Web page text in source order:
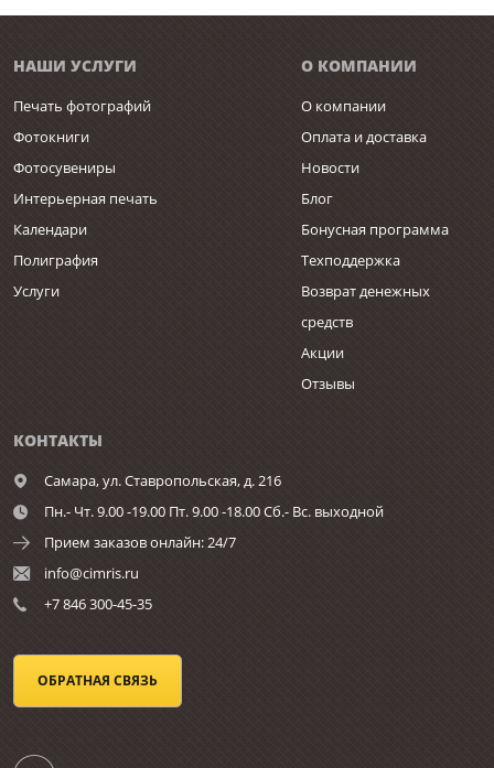
НАШИ УСЛУГИ
Печать фотографий
Фотокниги
Фотосувениры
Интерьерная печать
Календари
Полиграфия
Услуги
О КОМПАНИИ
О компании
Оплата и доставка
Новости
Блог
Бонусная программа
Техподдержка
Возврат денежных
средств
Акции
Отзывы
КОНТАКТЫ
Самара,ул. Ставропольская, д. 216
Пн.- Чт. 9.00 -19.00 Пт. 9.00 -18.00 Сб.- Вс. выходной
Прием заказов онлайн: 24/7
info@cimris.ru
+7 846 300-45-35
ОБРАТНАЯ СВЯЗЬ